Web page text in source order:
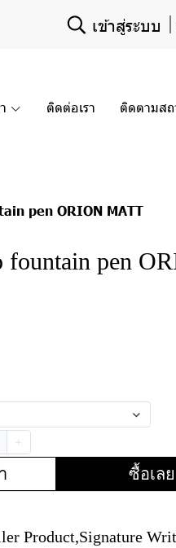
เข้าสู่ระบบ
ติดต่อเรา ติดตามสถ
pen ORION MATT
pen
ซื้อเลย
Product,Signature